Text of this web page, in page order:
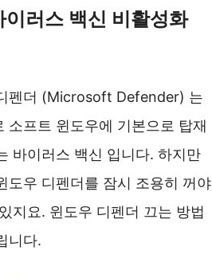
러스 백신 비활성화
펜더 (Microsoft Defender) 는
소프트 윈도우에 기본으로 탑재
바이러스 백신 입니다. 하지만
도우 디펜더를 잠시 조용히 꺼야
지요. 윈도우 디펜더 끄는 방법
니다.